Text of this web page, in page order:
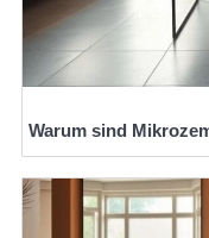
Warum sind